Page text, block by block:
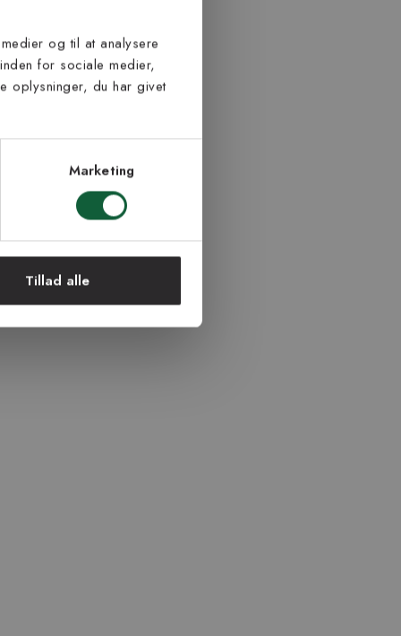
og til at analysere
for sociale medier,
oplysninger, du har givet
Marketing
Tillad alle